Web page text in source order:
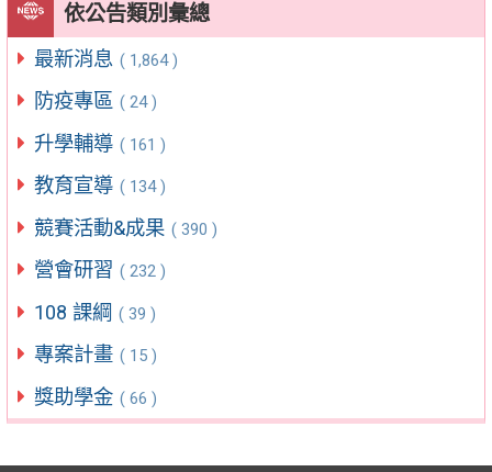
依公告類別彙總
最新消息 ( 1,864 )
防疫專區 ( 24 )
升學輔導 ( 161 )
教育宣導 ( 134 )
競賽活動&成果 ( 390 )
營會研習 ( 232 )
108 課綱 ( 39 )
專案計畫 ( 15 )
獎助學金 ( 66 )